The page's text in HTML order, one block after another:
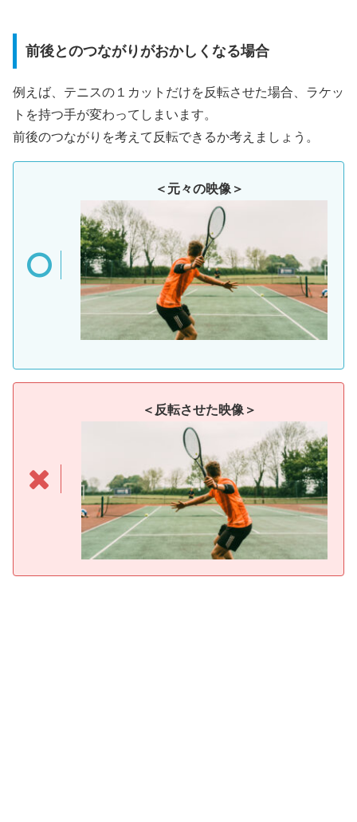
前後とのつながりがおかしくなる場合
例えば、テニスの１カットだけを反転させた場合、ラケッ
トを持つ手が変わってしまいます。
前後のつながりを考えて反転できるか考えましょう。
＜元々の映像＞
＜反転させた映像＞